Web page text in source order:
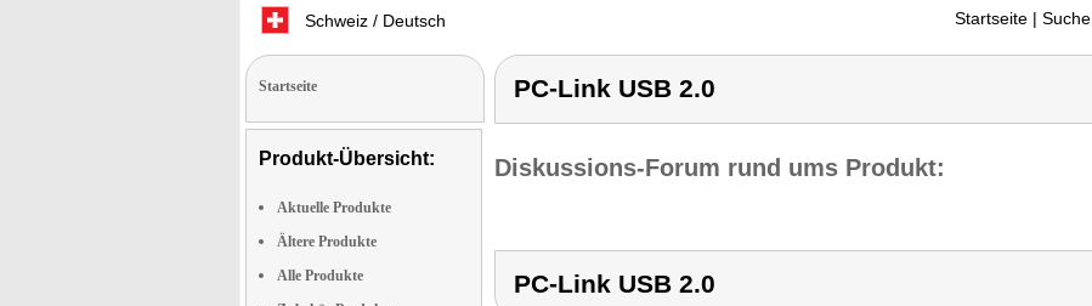
Schweiz / Deutsch Startseite |
Startseite
Produkt-Übersicht:
Aktuelle Produkte
Ältere Produkte
Alle Produkte
PC-Link USB 2.0
Diskussions-Forum rund ums Produkt:
PC-Link USB 2.0